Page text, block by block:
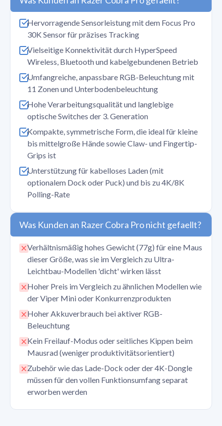
Hervorragende Sensorleistung mit dem Focus Pro
30K Sensor für präzises Tracking
Vielseitige Konnektivität durch HyperSpeed
Wireless, Bluetooth und kabelgebundenen Betrieb
Umfangreiche, anpassbare RGB-Beleuchtung mit
11 Zonen und Unterbodenbeleuchtung
Hohe Verarbeitungsqualität und langlebige
optische Switches der 3. Generation
Kompakte, symmetrische Form, die ideal für kleine
bis mittelgroße Hände sowie Claw- und Fingertip-
Grips ist
Unterstützung für kabelloses Laden (mit
optionalem Dock oder Puck) und bis zu 4K/8K
Polling-Rate
Was Kunden an Razer Cobra Pro nicht gefaellt?
Verhältnismäßig hohes Gewicht (77g) für eine Maus
dieser Größe, was sie im Vergleich zu Ultra-
Leichtbau-Modellen 'dicht' wirken lässt
Hoher Preis im Vergleich zu ähnlichen Modellen wie
der Viper Mini oder Konkurrenzprodukten
Hoher Akkuverbrauch bei aktiver RGB-
Beleuchtung
Kein Freilauf-Modus oder seitliches Kippen beim
Mausrad (weniger produktivitätsorientiert)
Zubehör wie das Lade-Dock oder der 4K-Dongle
müssen für den vollen Funktionsumfang separat
erworben werden